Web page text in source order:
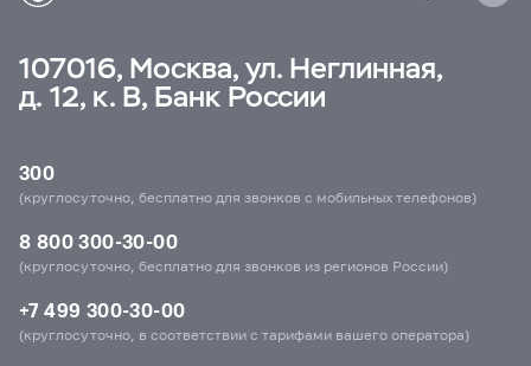
107016, Москва, ул. Неглинная,
д. 12, к. В, Банк России
300
(круглосуточно, бесплатно для звонков с мобильных телефонов)
8 800 300-30-00
(круглосуточно, бесплатно для звонков из регионов России)
+7 499 300-30-00
(круглосуточно, в соответствии с тарифами вашего оператора)